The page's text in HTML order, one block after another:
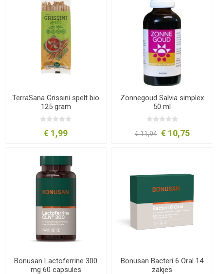
TerraSana Grissini spelt bio
125 gram
€ 1,99
Zonnegoud Salvia simplex
50 ml
€ 11,94 € 10,75
Bonusan Lactoferrine 300
mg 60 capsules
Bonusan Bacteri 6 Oral 14
zakjes